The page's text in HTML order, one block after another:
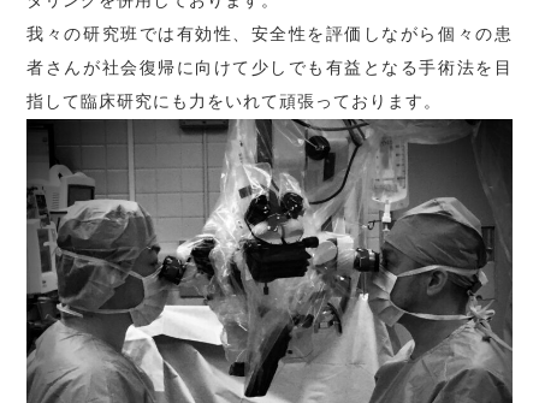
我々の研究班では有効性、安全性を評価しながら個々の患
者さんが社会復帰に向けて少しでも有益となる手術法を目
指して臨床研究にも力をいれて頑張っております。